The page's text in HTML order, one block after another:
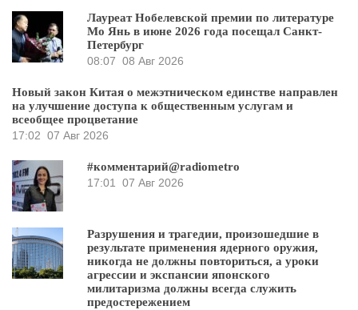
Лауреат Нобелевской премии по литературе
Мо Янь в июне 2026 года посещал Санкт-
Петербург
08:07 08 Авг 2026
Новый закон Китая о межэтническом единстве направлен
на улучшение доступа к общественным услугам и
всеобщее процветание
17:02 07 Авг 2026
#комментарий@radiometro
17:01
07 Авг 2026
Разрушения и трагедии, произошедшие в
результате применения ядерного оружия,
никогда не должны повториться, а уроки
агрессии и экспансии японского
милитаризма должны всегда служить
предостережением